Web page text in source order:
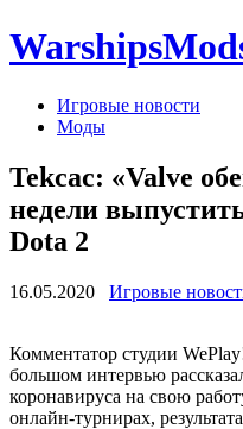
Игровые новости
Моды
Tekcac: «Valve
недели
Dota 2
16.05.2020 Игровые
Комментатор студии
большом интервью
коронавируса на свою
онлайн-турнирах,